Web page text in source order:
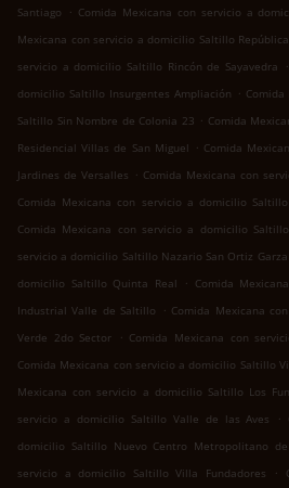
Santiago
. Comida Mexicana con servicio a
Mexicana con servicio a domicilio Saltillo
servicio a domicilio Saltillo Rincón de Sayavedra
.
domicilio Saltillo Insurgentes Ampliación .
Saltillo Sin Nombre de Colonia 23 . Comida
Residencial Villas de San Miguel . Comida
Jardines de Versalles . Comida Mexicana con
Comida Mexicana con servicio a domicilio
Comida Mexicana con servicio a domicilio
servicio a domicilio Saltillo Nazario San Ortiz Garza
domicilio Saltillo Quinta Real
. Comida
Industrial Valle de Saltillo
. Comida Mexicana
Verde 2do Sector
. Comida Mexicana con
Comida Mexicana con servicio a domicilio Saltillo
Mexicana con servicio a domicilio Saltillo Los
servicio a domicilio Saltillo Valle de las Aves
.
domicilio Saltillo Nuevo Centro Metropolitano
servicio a domicilio Saltillo Villa Fundadores
.